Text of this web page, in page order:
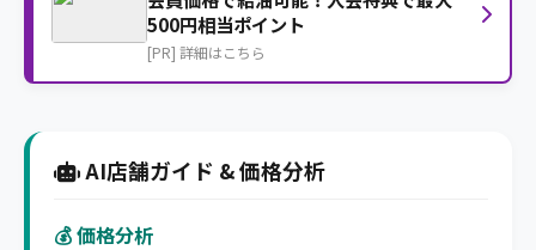
500円相当ポイント
[PR] 詳細はこちら
AI店舗ガイド & 価格分析
💰 価格分析